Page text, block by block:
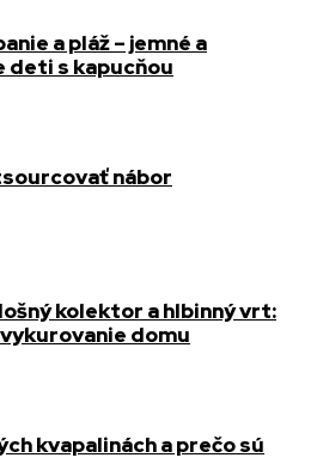
a pláž – jemné a
deti s kapucňou
nábor
kolektor a hlbinný vrt:
domu
kvapalinách a prečo sú